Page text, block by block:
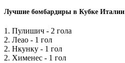
Лучшие бомбардиры в Кубке Италии
1. Пулишич - 2 гола
2. Леао - 1 гол
2. Нкунку - 1 гол
2. Хименес - 1 гол